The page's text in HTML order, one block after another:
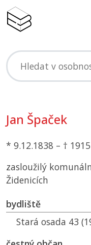
Jan Špaček
* 9.12.1838 – †
zasloužilý
Židenicích
bydliště
Stará osada 43